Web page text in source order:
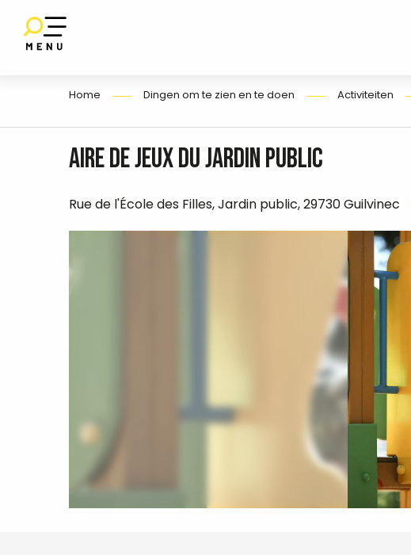
contenu
Home Dingen om te zien en te doen Activiteiten
Aire de jeux du Jardin public
Rue de l'École des Filles, Jardin public, 29730 Guilvinec